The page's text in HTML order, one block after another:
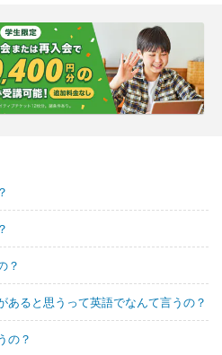
？
あると思うって英語でなんて言うの？
の？